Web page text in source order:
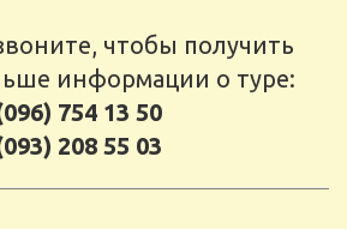
чтобы получить
информации о туре:
754 13 50
208 55 03